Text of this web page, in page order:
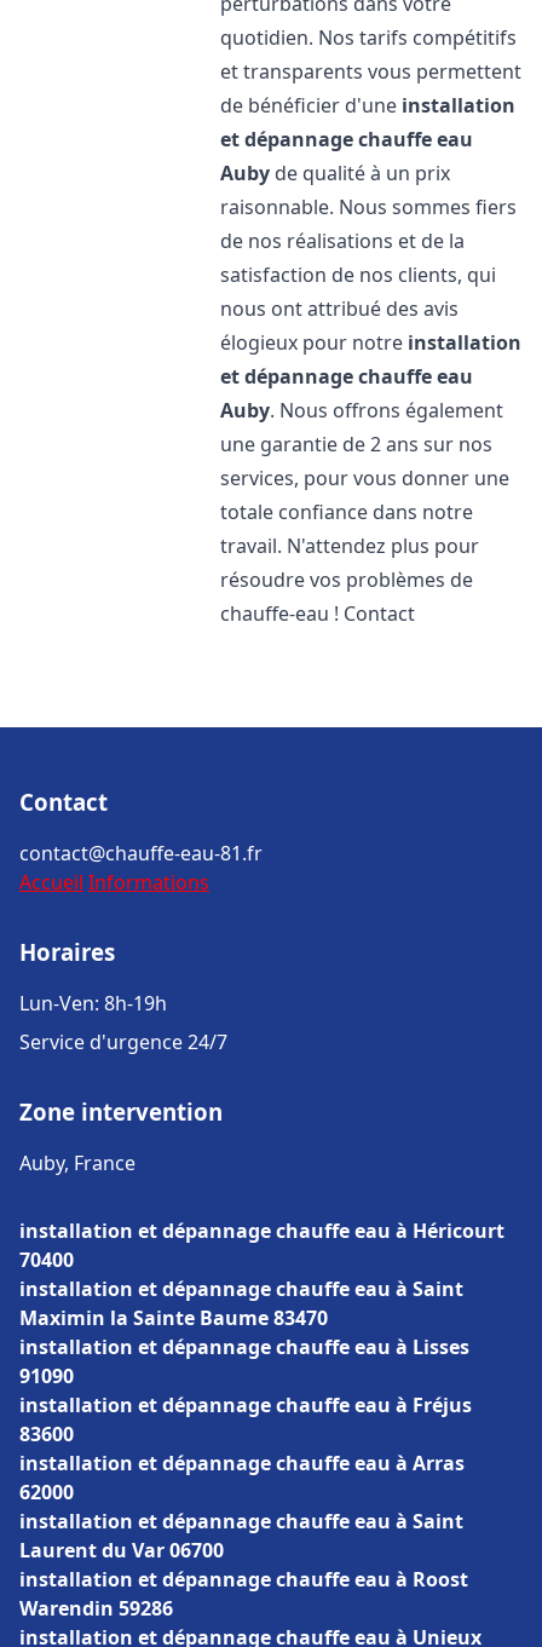
quotidien. Nos tarifs compétitifs
et transparents vous permettent
de bénéficier d'une installation
et dépannage chauffe eau
Auby de qualité à un prix
raisonnable. Nous sommes fiers
de nos réalisations et de la
satisfaction de nos clients, qui
nous ont attribué des avis
élogieux pour notre installation
et dépannage chauffe eau
Auby. Nous offrons également
une garantie de 2 ans sur nos
services, pour vous donner une
totale confiance dans notre
travail. N'attendez plus pour
résoudre vos problèmes de
chauffe-eau ! Contact
Contact
contact@chauffe-eau-81.fr
Accueil Informations
Horaires
Lun-Ven: 8h-19h
Service d'urgence 24/7
Zone intervention
Auby, France
installation et dépannage chauffe eau à Héricourt
70400
installation et dépannage chauffe eau à Saint
Maximin la Sainte Baume 83470
installation et dépannage chauffe eau à Lisses
91090
installation et dépannage chauffe eau à Fréjus
83600
installation et dépannage chauffe eau à Arras
62000
installation et dépannage chauffe eau à Saint
Laurent du Var 06700
installation et dépannage chauffe eau à Roost
Warendin 59286
installation et dépannage chauffe eau à Unieux